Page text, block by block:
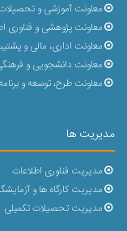
معاونت آموزشی و
معاونت پژوهشی و فناوری
معاونت اداری، مالی و
معاونت دانشجویی و
معاونت طرح، توسعه و
مدیریت ها
مدیریت فناوری اطلاعات
مدیریت کارگاه ها و
مدیریت تحصیلات تکمیلی